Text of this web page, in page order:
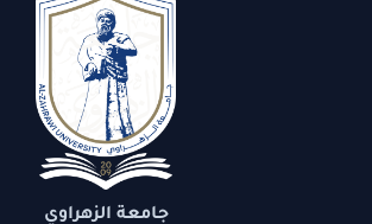
جامعة الزهراوي